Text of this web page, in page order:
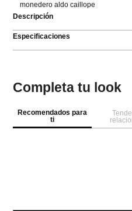
monedero aldo caillope
Descripción
Especificaciones
Completa tu look
Recomendados para
ti